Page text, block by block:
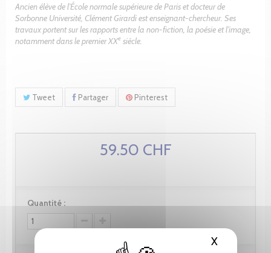
XMasquer
Ancien élève de l’École normale supérieure de Paris et docteur de
Sorbonne Université, Clément Girardi est enseignant-chercheur. Ses
travaux portent sur les rapports entre la non-fiction, la poésie et l’image,
notamment dans le premier XXe siècle.
Tweet Partager Pinterest
59.50 CHF
Quantité :